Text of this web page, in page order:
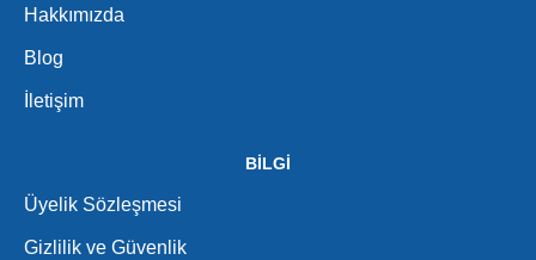
Hakkımızda
Blog
İletişim
BİLGİ
Üyelik Sözleşmesi
Gizlilik ve Güvenlik